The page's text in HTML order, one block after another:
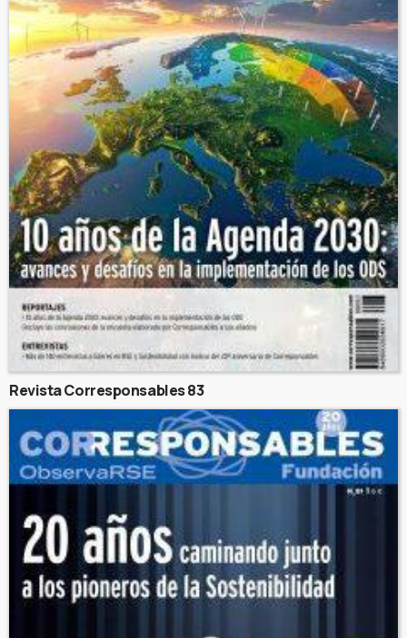
Revista Corresponsables 83